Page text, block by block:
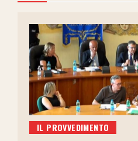
IL PROVVEDIMENTO